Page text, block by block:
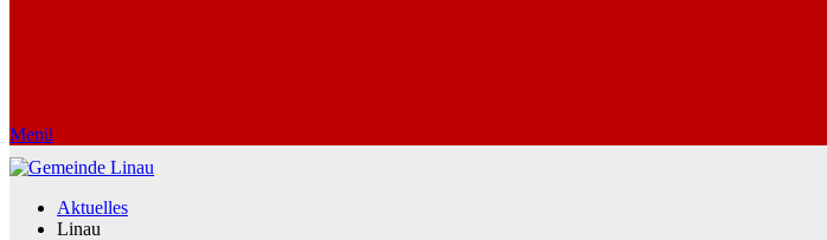
Menü
Aktuelles
Linau